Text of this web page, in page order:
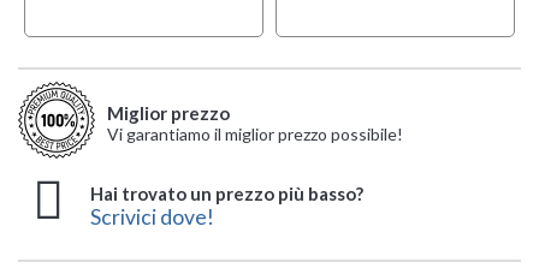
Miglior prezzo
Vi garantiamo il miglior prezzo possibile!
Hai trovato un prezzo più basso?
Scrivici dove!